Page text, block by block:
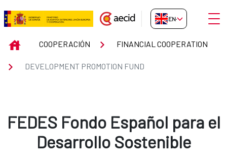
Skip to Main Content
DEVELOPMENT PROMOTION
EN-GB
INICIOCOOPERACIÓN FINANCIAL COOPERATION
DEVELOPMENT PROMOTION FUND
FEDES Fondo Español para el
Desarrollo Sostenible